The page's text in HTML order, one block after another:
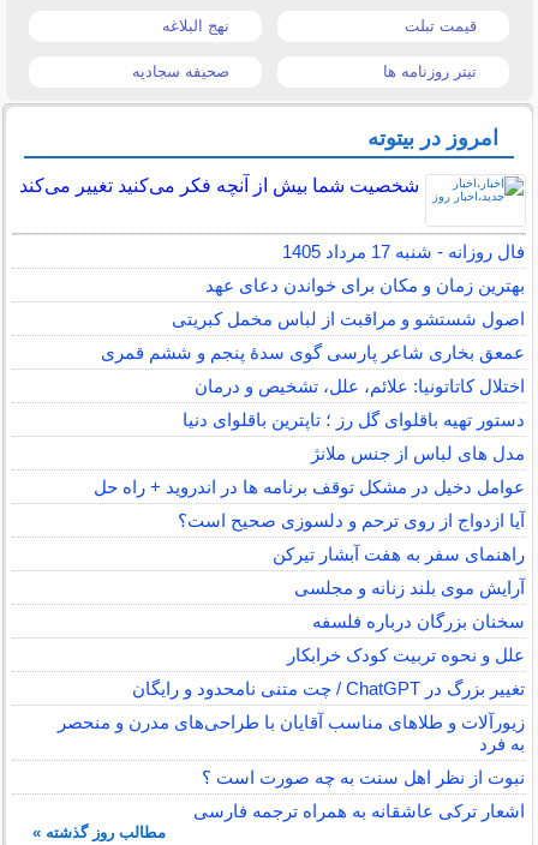
قیمت تبلت نهج البلاغه
تیتر روزنامه ها صحیفه سجادیه
امروز در بیتوته
شخصیت شما بیش از آنچه فکر می‌کنید تغییر می‌کند
فال روزانه - شنبه 17 مرداد 1405
بهترین زمان و مکان برای خواندن دعای عهد
اصول شستشو و مراقبت از لباس مخمل کبریتی
عمعق بخاری شاعر پارسی گوی سدهٔ پنجم و ششم قمری
اختلال کاتاتونیا: علائم، علل، تشخیص و درمان
دستور تهیه باقلوای گل رز ؛ تاپترین باقلوای دنیا
مدل های لباس از جنس ملانژ
عوامل دخیل در مشکل توقف برنامه ها در اندروید + راه حل
آیا ازدواج از روی ترحم و دلسوزی صحیح است؟
راهنمای سفر به هفت آبشار تیرکن
آرایش موی بلند زنانه و مجلسی
سخنان بزرگان درباره فلسفه
علل و نحوه تربیت کودک خرابکار
تغییر بزرگ در ChatGPT / چت متنی نامحدود و رایگان
زیورآلات و طلاهای مناسب آقایان با طراحی‌های مدرن و منحصر
به فرد
نبوت از نظر اهل سنت به چه صورت است ؟
اشعار ترکی عاشقانه به همراه ترجمه فارسی
مطالب روز گذشته »